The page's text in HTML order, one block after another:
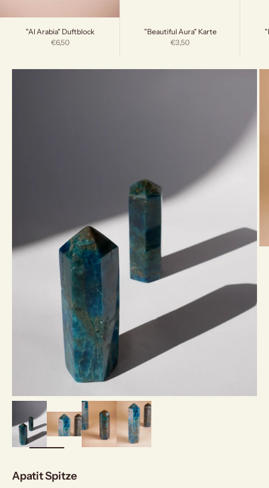
"Al Arabia" Duftblock
Angebot
€6,50
"Beautiful Aura" Karte
Angebot
€3,50
bild
vergrößern
Apatit Spitze